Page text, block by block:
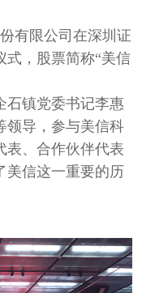
有限公司在深圳证
式，股票简称“美信
石镇党委书记李惠
领导，参与美信科
表、合作伙伴代表
美信这一重要的历